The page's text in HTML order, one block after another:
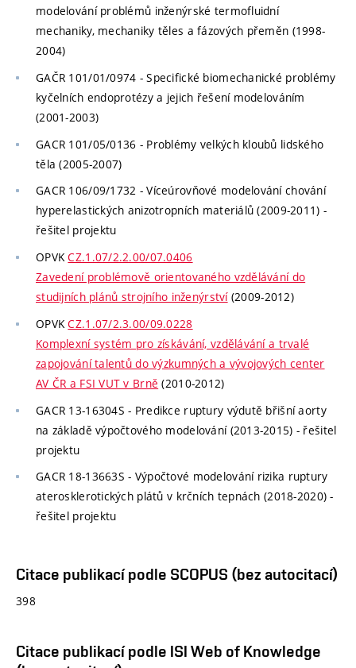
modelování problémů inženýrské termofluidní
mechaniky, mechaniky těles a fázových přeměn (1998-
2004)
GAČR 101/01/0974 - Specifické biomechanické problémy
kyčelních endoprotézy a jejich řešení modelováním
(2001-2003)
GACR 101/05/0136 - Problémy velkých kloubů lidského
těla (2005-2007)
GACR 106/09/1732 - Víceúrovňové modelování chování
hyperelastických anizotropních materiálů (2009-2011) -
řešitel projektu
OPVKCZ.1.07/2.2.00/07.0406
Zavedení problémově orientovaného vzdělávání do
studijních plánů strojního inženýrství(2009-2012)
OPVKCZ.1.07/2.3.00/09.0228
Komplexní systém pro získávání, vzdělávání a trvalé
zapojování talentů do výzkumných a vývojových center
AV ČR a FSI VUT v Brně (2010-2012)
GACR 13-16304S - Predikce ruptury výdutě břišní aorty
na základě výpočtového modelování (2013-2015) - řešitel
projektu
GACR 18-13663S - Výpočtové modelování rizika ruptury
aterosklerotických plátů v krčních tepnách (2018-2020) -
řešitel projektu
Citace publikací podle SCOPUS (bez autocitací)
398
Citace publikací podle ISI Web of Knowledge